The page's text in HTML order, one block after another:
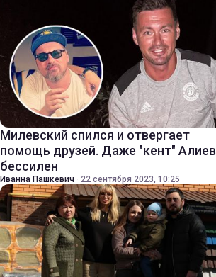
Милевский спился и отвергает
помощь друзей. Даже "кент" Алиев
бессилен
Иванна Пашкевич · 22 сентября 2023, 10:25